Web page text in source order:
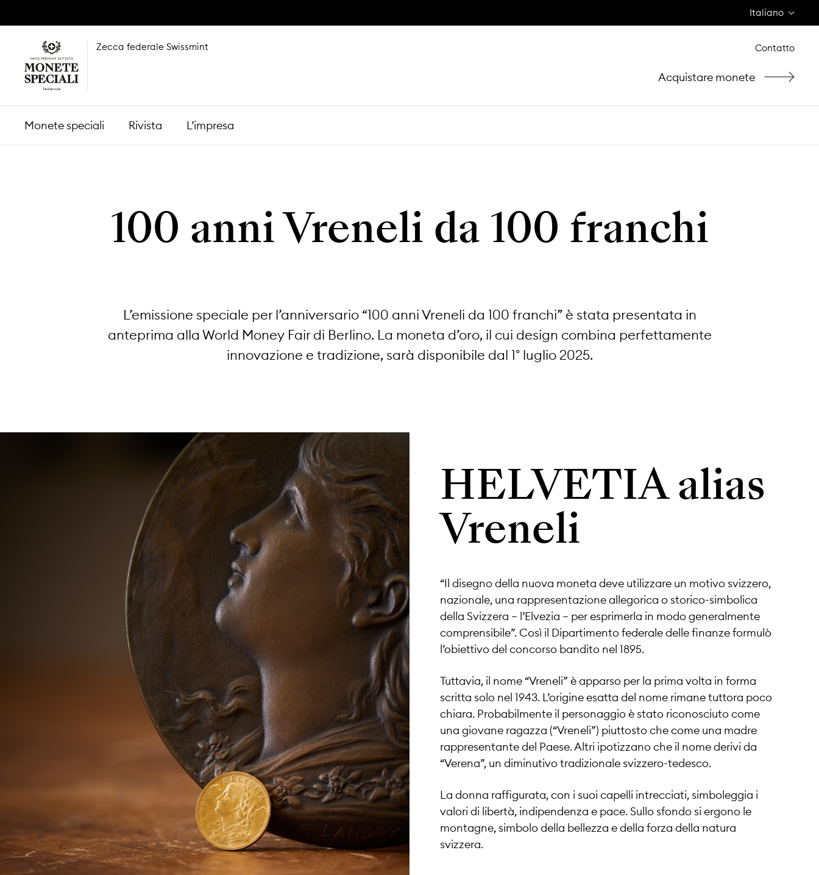
Italiano
Zecca federale Swissmint
Acquistare monete
Contatto
Monete speciali Rivista L’impresa
100 anni Vreneli da 100 franchi
L’emissione speciale per l’anniversario “100 anni Vreneli da 100 franchi” è stata presentata in
anteprima alla World Money Fair di Berlino. La moneta d’oro, il cui design combina perfettamente
innovazione e tradizione, sarà disponibile dal 1° luglio 2025.
HELVETIA alias
Vreneli
“Il disegno della nuova moneta deve utilizzare un motivo svizzero,
nazionale, una rappresentazione allegorica o storico-simbolica
della Svizzera – l’Elvezia – per esprimerla in modo generalmente
comprensibile”. Così il Dipartimento federale delle finanze formulò
l’obiettivo del concorso bandito nel 1895.
Tuttavia, il nome “Vreneli” è apparso per la prima volta in forma
scritta solo nel 1943. L’origine esatta del nome rimane tuttora poco
chiara. Probabilmente il personaggio è stato riconosciuto come
una giovane ragazza (“Vreneli”) piuttosto che come una madre
rappresentante del Paese. Altri ipotizzano che il nome derivi da
“Verena”, un diminutivo tradizionale svizzero-tedesco.
La donna raffigurata, con i suoi capelli intrecciati, simboleggia i
valori di libertà, indipendenza e pace. Sullo sfondo si ergono le
montagne, simbolo della bellezza e della forza della natura
svizzera.